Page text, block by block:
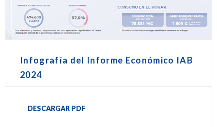
Infografía del Informe Económico IAB
2024
DESCARGAR PDF